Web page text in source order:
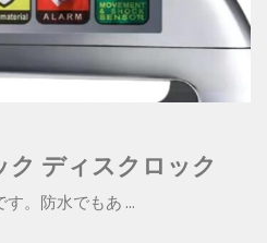
ク ディスクロック
。防水でもあ ...